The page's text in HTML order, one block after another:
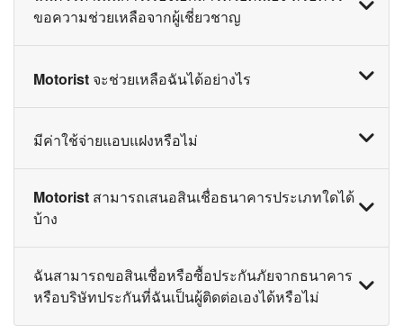
ขับ หากผู้ซื้อพึงพอใจและต้องการซื้อ จะต้องทำการวาง
กล่าวมาให้เราได้เลย โดยกระบวนการที่เหลือหลังจากนี้
Motorist จะดูแลให้คุณเอง โดยคุณสามารถดาวน์โหลด
ขอความช่วยเหลือจากผู้เชี่ยวชาญ
โดยปกติแล้วการโอนเปลี่ยนเจ้าของรถคุณสามารถ
ด้วย อาจจะจะมีความยุ่งยากและซับซ้อนขึ้นมา เช่น ผู้
เปลี่ยนเจ้าของให้เป็นชื่อของผู้ขายก่อน แล้วผู้ขายจึงจะ
สามารถทำการขายรถคันนั้นได้ หรืออีกกรณีคือผู้ซื้อ
ต้องการขอสินเชื่อธนาคารเพื่อซื้อรถ เป็นต้น ดังนั้นเพื่อ
ให้การซื้อขายสำเร็จและราบรื่นไปจนกระทั่งวันส่งมอบ
รถ คุณควรขอความช่วยเหลือจากผู้เชี่ยวชาญจะดีกว่า
Motorist จะช่วยเหลือฉันได้อย่างไร
Motorist สามารถให้ความช่วยเหลือได้ทั้งผู้ซื้อและผู้ขาย
มีดังนี้:
การจัดหาสินเชื่อธนาคารและประกันภัยรถยนต์
สำหรับผู้ซื้อ
การโอนเปลี่ยนเจ้าของรถ
มีค่าใช้จ่ายแอบแฝงหรือไม่
Motorist ยึดมั่นหลักของความโปร่งใสในทุก
กระบวนการทำงานของเราทั้งหมด หากมีค่า
Motorist สามารถเสนอสินเชื่อธนาคารประเภทใดได้
บ้าง
เราสามารถเสนอสินเชื่อให้กับคุณจากธนาคารรายใหญ่
ทุกแห่งในประเทศไทย คุณสามารถขอคำปรึกษาได้โดย
ฉันสามารถขอสินเชื่อหรือซื้อประกันภัยจากธนาคาร
หรือบริษัทประกันที่ฉันเป็นผู้ติดต่อเองได้หรือไม่